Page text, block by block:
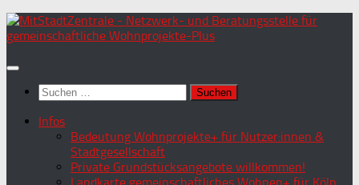
Zum
Inhalt
Suchen
nach:
Infos
Bedeutung Wohnprojekte+ für Nutzer:innen &
Stadtgesellschaft
Private Grundstücksangebote willkommen!